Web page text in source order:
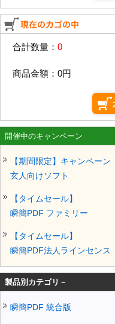
合計数量： 0
商品金額： 0円
開催中のキャンペーン
【期間限定】キャンペーン
玄人向けソフト
【タイムセール】
瞬簡PDF ファミリー
【タイムセール】
瞬簡PDF法人ラインセンス
製品別カテゴリ－
瞬簡PDF 統合版